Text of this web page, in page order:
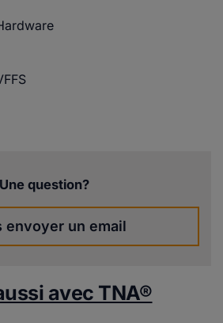
Une question?
envoyer un email
avec TNA®